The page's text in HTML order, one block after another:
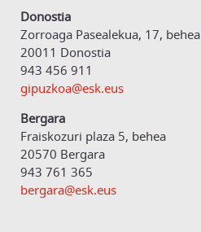
Donostia
Zorroaga Pasealekua, 17, behea
20011 Donostia
943 456 911
gipuzkoa@esk.eus
Bergara
Fraiskozuri plaza 5, behea
20570 Bergara
943 761 365
bergara@esk.eus